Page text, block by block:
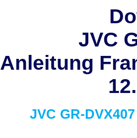
JVC
Anleitung
JVC GR-DVX407